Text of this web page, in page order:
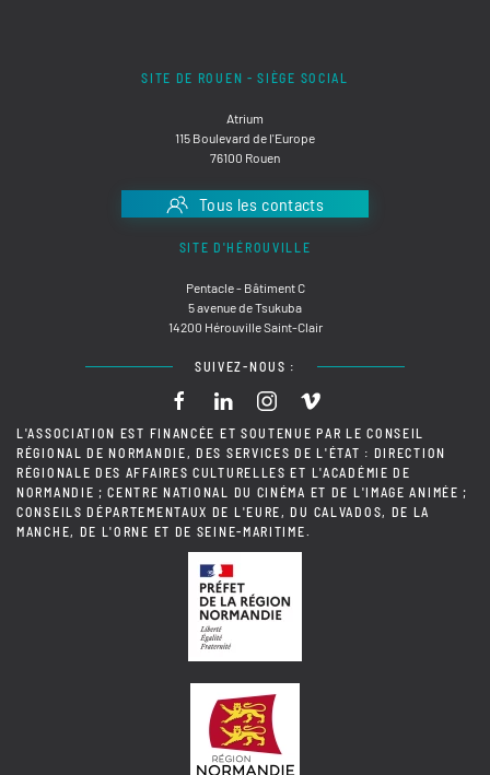
SITE DE ROUEN - SIÈGE SOCIAL
Atrium
115 Boulevard de l'Europe
76100 Rouen
Tous les contacts
SITE D'HÉROUVILLE
Pentacle - Bâtiment C
5 avenue de Tsukuba
14200 Hérouville Saint-Clair
SUIVEZ-NOUS :
L'ASSOCIATION EST FINANCÉE ET SOUTENUE PAR LE CONSEIL
RÉGIONAL DE NORMANDIE, DES SERVICES DE L'ÉTAT : DIRECTION
RÉGIONALE DES AFFAIRES CULTURELLES ET L'ACADÉMIE DE
NORMANDIE ; CENTRE NATIONAL DU CINÉMA ET DE L'IMAGE ANIMÉE ;
CONSEILS DÉPARTEMENTAUX DE L'EURE, DU CALVADOS, DE LA
MANCHE, DE L'ORNE ET DE SEINE-MARITIME.